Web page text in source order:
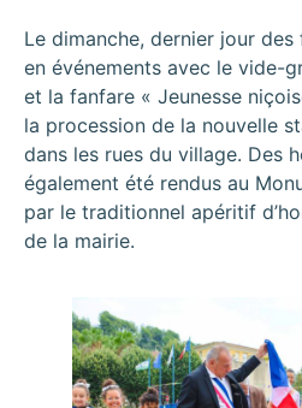
Le dimanche, dernier jour
en événements avec le vide-
et la fanfare « Jeunesse
la procession de la nouvelle
dans les rues du village. Des
également été rendus au
par le traditionnel apéritif
de la mairie.